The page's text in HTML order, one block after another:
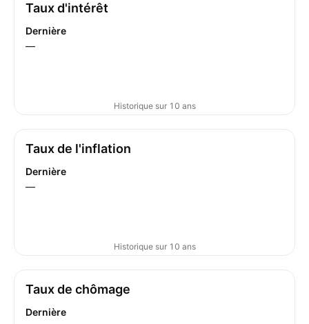
Taux d'intérêt
Dernière
—
Historique sur 10 ans
Taux de l'inflation
Dernière
—
Historique sur 10 ans
Taux de chômage
Dernière